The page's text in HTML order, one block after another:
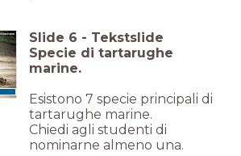
Slide 6 - Tekstslide
Specie di tartarughe
marine.
Esistono 7 specie principali di
tartarughe marine.
Chiedi agli studenti di
nominarne almeno una.